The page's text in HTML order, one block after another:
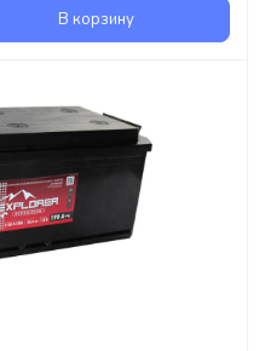
В корзину